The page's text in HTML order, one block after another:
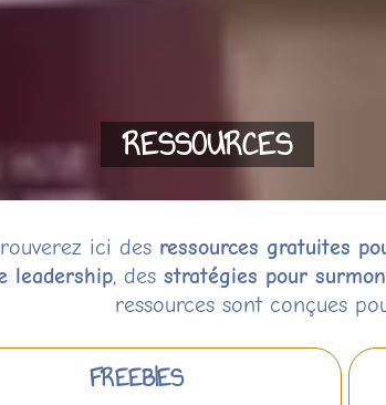
RESSOURCES
ici des ressources gratuites
leadership, des stratégies pour
ressources sont conçues
FREEBIES